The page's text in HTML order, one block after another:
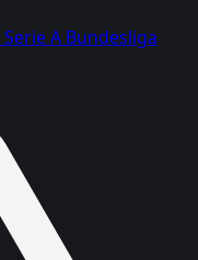
Serie A Bundesliga